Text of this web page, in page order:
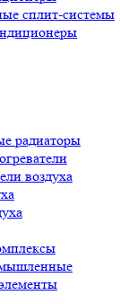
сплит-системы
радиаторы
воздуха